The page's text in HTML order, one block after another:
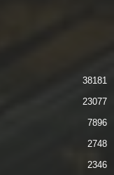
38181
23077
7896
2748
2346